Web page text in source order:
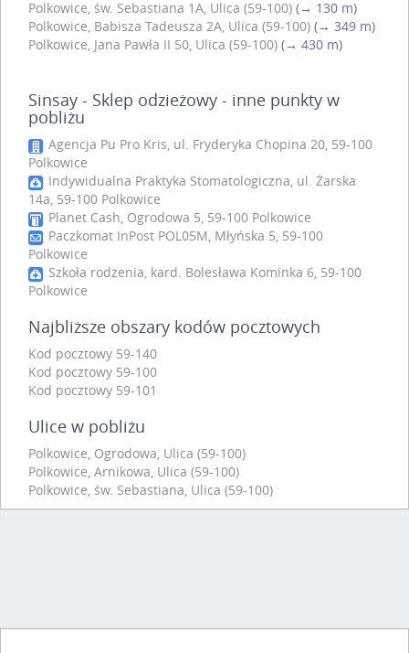
Polkowice, św. Sebastiana 1A, Ulica (59-100) (→ 130 m)
Polkowice, Babisza Tadeusza 2A, Ulica (59-100) (→ 349 m)
Polkowice, Jana Pawła II 50, Ulica (59-100) (→ 430 m)
Sinsay - Sklep odzieżowy - inne punkty w
pobliżu
Agencja Pu Pro Kris, ul. Fryderyka Chopina 20, 59-100
Polkowice
Indywidualna Praktyka Stomatologiczna, ul. Żarska
14a, 59-100 Polkowice
Planet Cash, Ogrodowa 5, 59-100 Polkowice
Paczkomat InPost POL05M, Młyńska 5, 59-100
Polkowice
Szkoła rodzenia, kard. Bolesława Kominka 6, 59-100
Polkowice
Najbliższe obszary kodów pocztowych
Kod pocztowy 59-140
Kod pocztowy 59-100
Kod pocztowy 59-101
Ulice w pobliżu
Polkowice, Ogrodowa, Ulica (59-100)
Polkowice, Arnikowa, Ulica (59-100)
Polkowice, św. Sebastiana, Ulica (59-100)